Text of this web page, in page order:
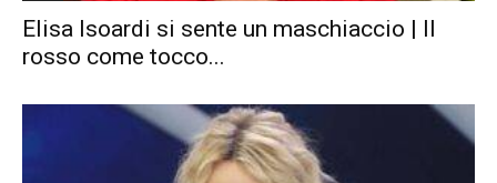
Elisa Isoardi si sente un maschiaccio | Il
rosso come tocco...